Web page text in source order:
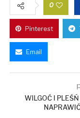
0
Pinterest
Email
WILGOĆ I